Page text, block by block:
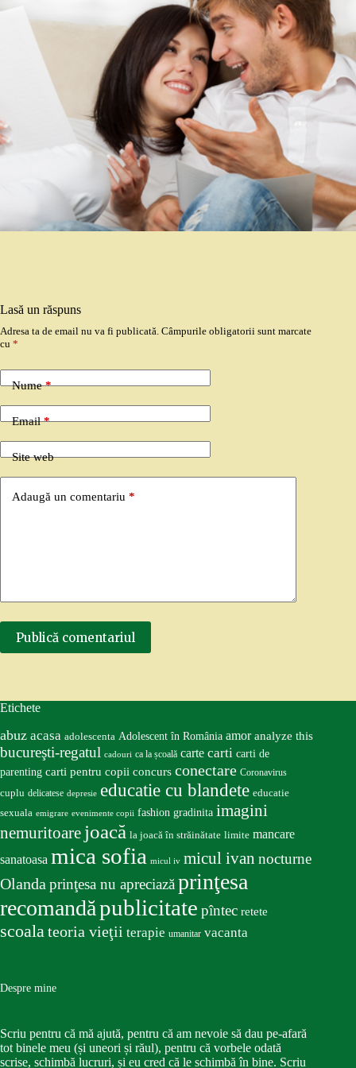
Lasă un răspuns
Adresa ta de email nu va fi publicată. Câmpurile obligatorii sunt marcate
cu *
Nume*
Email*
Site web
Adaugă un comentariu *
Publică comentariul
Etichete
abuz acasa adolescenta Adolescent în România amor analyze this
bucureşti-regatul cadouri ca la școală carte carti carti de
parenting carti pentru copii concurs conectare Coronavirus
cuplu delicatese depresie educatie cu blandete educatie
sexuala emigrare evenimente copii fashion gradinita imagini
nemuritoare joacă la joacă în străinătate limite mancare
sanatoasa mica sofia micul iv micul ivan nocturne
Olandaprinţesa nu apreciazăprinţesa
recomandăpublicitate pîntec retete
scoalateoria vieţii terapie umanitar vacanta
Despre mine
Scriu pentru că mă ajută, pentru că am nevoie să dau pe-afară
tot binele meu (și uneori și răul), pentru că vorbele odată
scrise, schimbă lucruri, și eu cred că le schimbă în bine. Scriu